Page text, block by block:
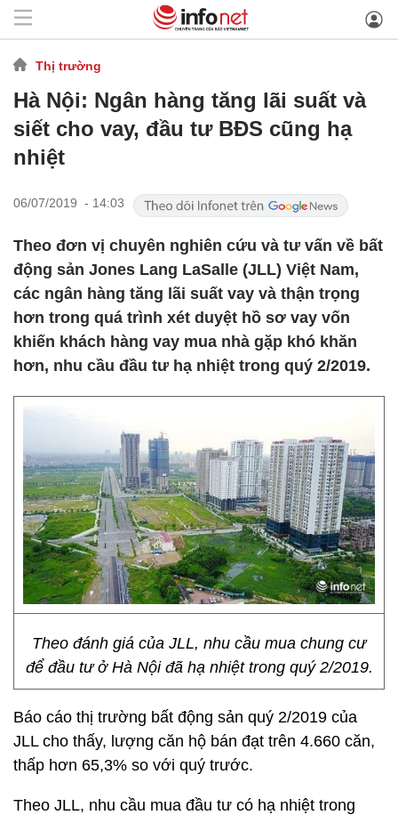
Thị trường
Hà Nội: Ngân hàng tăng lãi suất và
siết cho vay, đầu tư BĐS cũng hạ
nhiệt
06/07/2019 - 14:03
Theo đơn vị chuyên nghiên cứu và tư vấn về bất
động sản Jones Lang LaSalle (JLL) Việt Nam,
các ngân hàng tăng lãi suất vay và thận trọng
hơn trong quá trình xét duyệt hồ sơ vay vốn
khiến khách hàng vay mua nhà gặp khó khăn
hơn, nhu cầu đầu tư hạ nhiệt trong quý 2/2019.
Theo đánh giá của JLL, nhu cầu mua chung cư
để đầu tư ở Hà Nội đã hạ nhiệt trong quý 2/2019.
Báo cáo thị trường bất động sản quý 2/2019 của
JLL cho thấy, lượng căn hộ bán đạt trên 4.660 căn,
thấp hơn 65,3% so với quý trước.
Theo JLL, nhu cầu mua đầu tư có hạ nhiệt trong